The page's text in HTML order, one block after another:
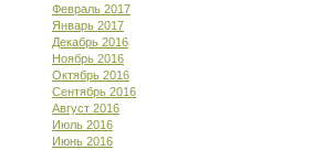
Февраль 2017
Январь 2017
Декабрь 2016
Ноябрь 2016
Октябрь 2016
Сентябрь 2016
Август 2016
Июль 2016
Июнь 2016